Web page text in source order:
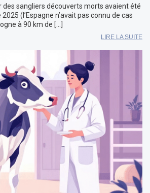
des sangliers découverts morts avaient été
(l’Espagne n’avait pas connu de cas
à 90 km de […]
LIRE LA SUITE